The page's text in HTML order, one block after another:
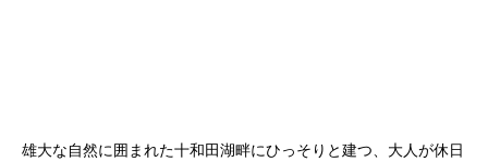
雄大な自然に囲まれた十和田湖畔にひっそりと建つ、大人が休日